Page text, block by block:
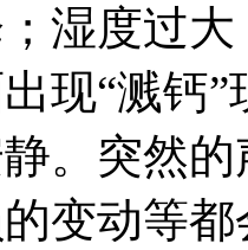
湿度过
现“溅钙
。突然
变动等